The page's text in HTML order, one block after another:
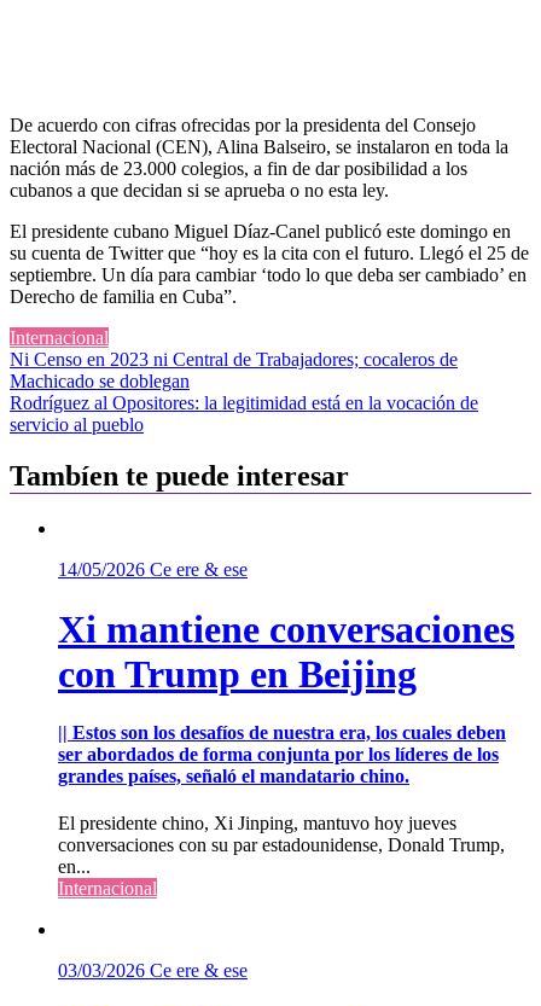
De acuerdo con cifras ofrecidas por la presidenta del Consejo
Electoral Nacional (CEN), Alina Balseiro, se instalaron en toda la
nación más de 23.000 colegios, a fin de dar posibilidad a los
cubanos a que decidan si se aprueba o no esta ley.
El presidente cubano Miguel Díaz-Canel publicó este domingo en
su cuenta de Twitter que “hoy es la cita con el futuro. Llegó el 25 de
septiembre. Un día para cambiar ‘todo lo que deba ser cambiado’ en
Derecho de familia en Cuba”.
Internacional
Navegación
de
entradas
Ni Censo en 2023 ni Central de Trabajadores; cocaleros de
Machicado se doblegan
Rodríguez al Opositores: la legitimidad está en la vocación de
servicio al pueblo
Tambíen te puede interesar
14/05/2026 Ce ere & ese
Xi mantiene conversaciones
con Trump en Beijing
|| Estos son los desafíos de nuestra era, los cuales deben
ser abordados de forma conjunta por los líderes de los
grandes países, señaló el mandatario chino.
El presidente chino, Xi Jinping, mantuvo hoy jueves
conversaciones con su par estadounidense, Donald Trump,
en...
Internacional
03/03/2026 Ce ere & ese